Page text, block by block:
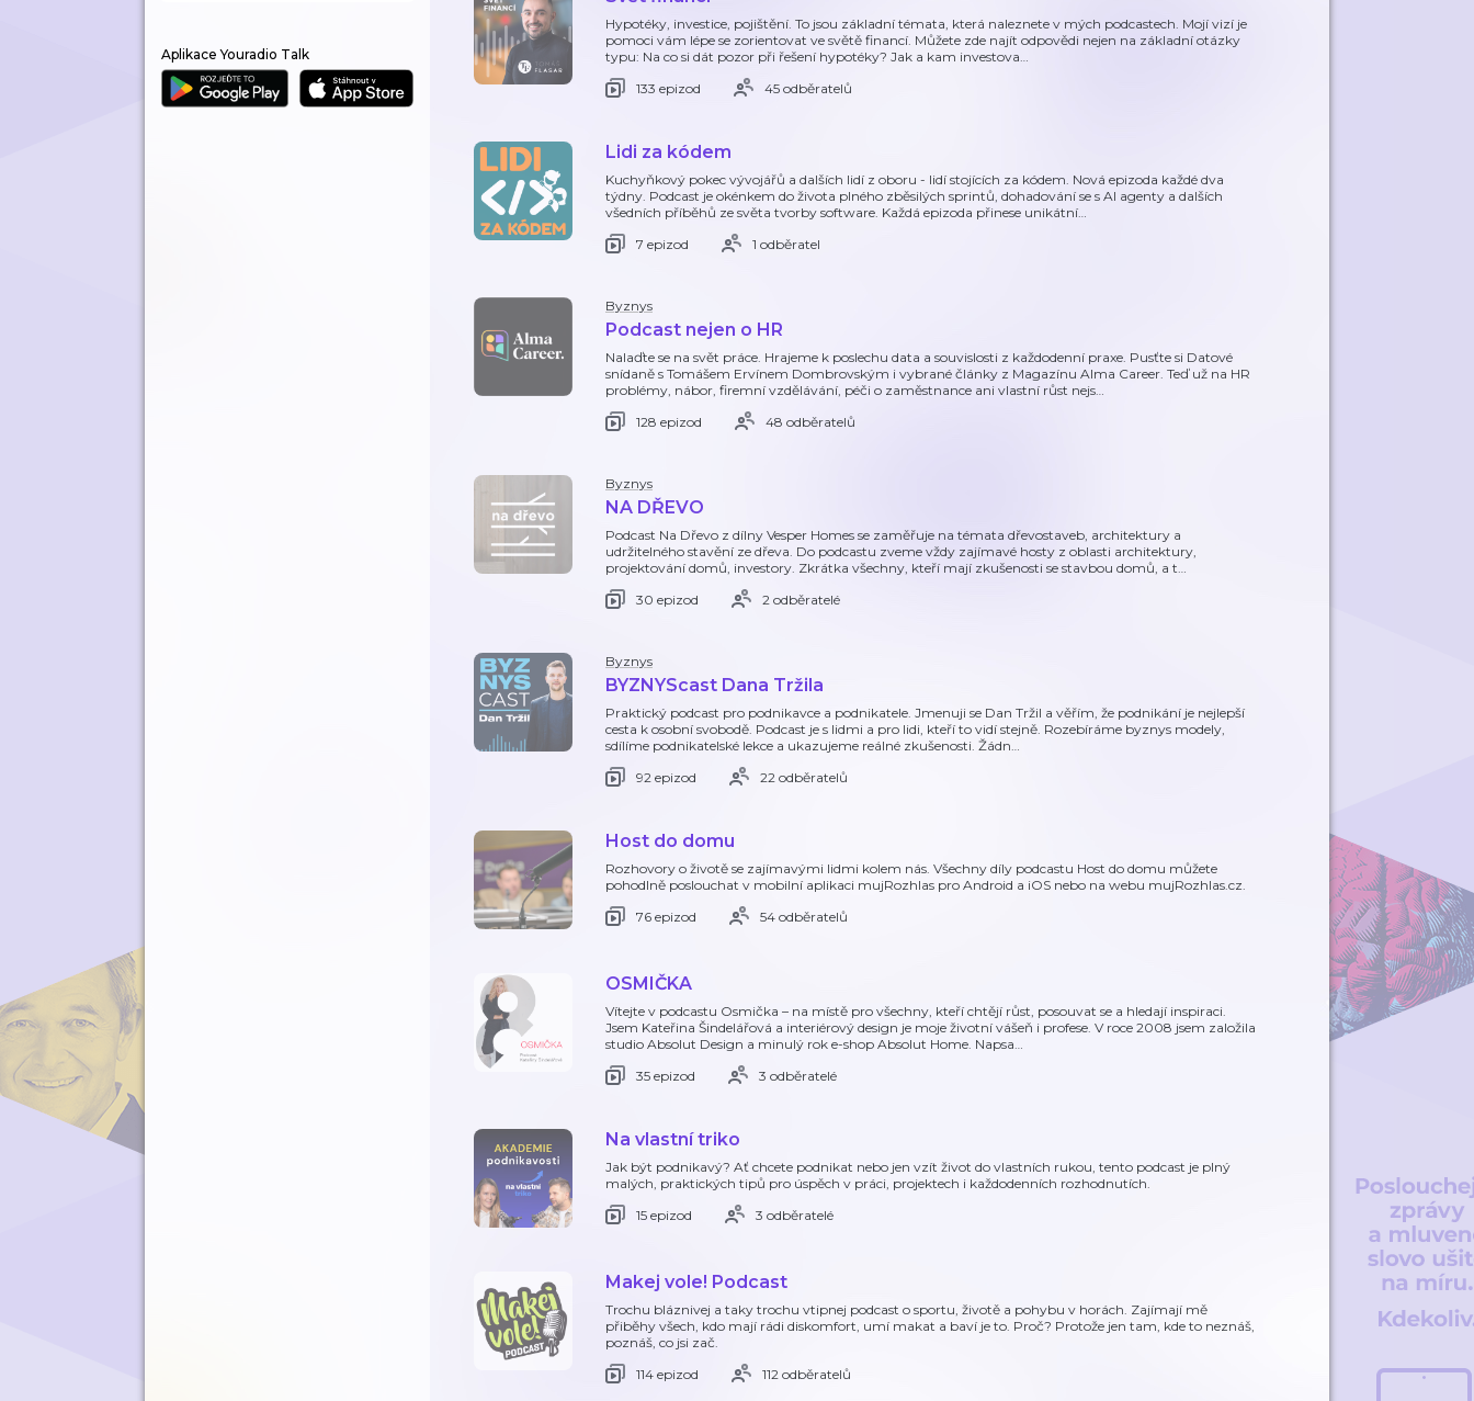
Aplikace Youradio Talk
Hypotéky, investice, pojištění. To jsou základní témata, která naleznete v mých podcastech. Mojí vizí je
pomoci vám lépe se zorientovat ve světě financí. Můžete zde najít odpovědi nejen na základní otázky
typu: Na co si dát pozor při řešení hypotéky? Jak a kam investova…
133 epizod
45 odběratelů
Lidi za kódem
Kuchyňkový pokec vývojářů a dalších lidí z oboru - lidí stojících za kódem. Nová epizoda každé dva
týdny. Podcast je okénkem do života plného zběsilých sprintů, dohadování se s AI agenty a dalších
všedních příběhů ze světa tvorby software. Každá epizoda přinese unikátní…
7 epizod
1 odběratel
Byznys
Podcast nejen o HR
Nalaďte se na svět práce. Hrajeme k poslechu data a souvislosti z každodenní praxe. Pusťte si Datové
snídaně s Tomášem Ervínem Dombrovským i vybrané články z Magazínu Alma Career. Teď už na HR
problémy, nábor, firemní vzdělávání, péči o zaměstnance ani vlastní růst nejs…
128 epizod
48 odběratelů
Byznys
NA DŘEVO
Podcast Na Dřevo z dílny Vesper Homes se zaměřuje na témata dřevostaveb, architektury a
udržitelného stavění ze dřeva. Do podcastu zveme vždy zajímavé hosty z oblasti architektury,
projektování domů, investory. Zkrátka všechny, kteří mají zkušenosti se stavbou domů, a t…
30 epizod
2 odběratelé
Byznys
BYZNYScast Dana Tržila
Praktický podcast pro podnikavce a podnikatele. Jmenuji se Dan Tržil a věřím, že podnikání je nejlepší
cesta k osobní svobodě. Podcast je s lidmi a pro lidi, kteří to vidí stejně. Rozebíráme byznys modely,
sdílíme podnikatelské lekce a ukazujeme reálné zkušenosti. Žádn…
92 epizod
22 odběratelů
Host do domu
Rozhovory o životě se zajímavými lidmi kolem nás. Všechny díly podcastu Host do domu můžete
pohodlně poslouchat v mobilní aplikaci mujRozhlas pro Android a iOS nebo na webu mujRozhlas.cz.
76 epizod
54 odběratelů
OSMIČKA
Vítejte v podcastu Osmička – na místě pro všechny, kteří chtějí růst, posouvat se a hledají inspiraci.
Jsem Kateřina Šindelářová a interiérový design je moje životní vášeň i profese. V roce 2008 jsem založila
studio Absolut Design a minulý rok e-shop Absolut Home. Napsa…
35 epizod
3 odběratelé
Na vlastní triko
Jak být podnikavý? Ať chcete podnikat nebo jen vzít život do vlastních rukou, tento podcast je plný
malých, praktických tipů pro úspěch v práci, projektech i každodenních rozhodnutích.
15 epizod
3 odběratelé
Makej vole! Podcast
Trochu bláznivej a taky trochu vtipnej podcast o sportu, životě a pohybu v horách. Zajímají mě
přiběhy všech, kdo mají rádi diskomfort, umí makat a baví je to. Proč? Protože jen tam, kde to neznáš,
poznáš, co jsi zač.
114 epizod
112 odběratelů